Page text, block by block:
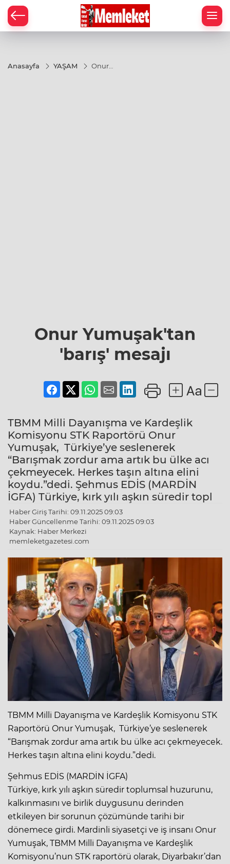
Anasayfa YAŞAM
Onur
Onur Yumuşak'tan
'barış' mesajı
TBMM Milli Dayanışma ve Kardeşlik
Komisyonu STK Raportörü Onur
Yumuşak, Türkiye’ye seslenerek
“Barışmak zordur ama artık bu ülke acı
çekmeyecek. Herkes taşın altına elini
koydu.”dedi. Şehmus EDİS (MARDİN
İGFA) Türkiye, kırk yılı aşkın süredir topl
Haber Giriş Tarihi: 09.11.2025 09:03
Haber Güncellenme Tarihi: 09.11.2025 09:03
Kaynak: Haber Merkezi
memleketgazetesi.com
TBMM Milli Dayanışma ve Kardeşlik Komisyonu STK
Raportörü Onur Yumuşak, Türkiye’ye seslenerek
“Barışmak zordur ama artık bu ülke acı çekmeyecek.
Herkes taşın altına elini koydu.”dedi.
Şehmus EDİS (MARDİN İGFA)
Türkiye, kırk yılı aşkın süredir toplumsal huzurunu,
kalkınmasını ve birlik duygusunu derinden
etkileyen bir sorunun çözümünde tarihi bir
dönemece girdi. Mardinli siyasetçi ve iş insanı Onur
Yumuşak, TBMM Milli Dayanışma ve Kardeşlik
Komisyonu’nun STK raportörü olarak, Diyarbakır’dan